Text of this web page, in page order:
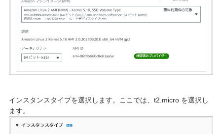
インスタンスタイプを選択します。ここでは、t2.micro を選択し
ます。